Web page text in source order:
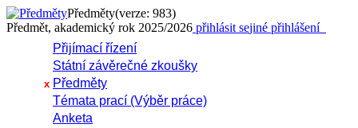
Předměty(verze: 983)
Předmět, akademický rok 2025/2026 přihlásit sejiné přihlášení
Přijímací řízení
Státní závěrečné zkoušky
x Předměty
Témata prací (Výběr práce)
Anketa